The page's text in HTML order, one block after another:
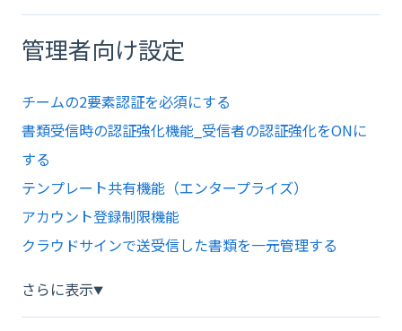
管理者向け設定
チームの2要素認証を必須にする
書類受信時の認証強化機能_受信者の認証強化をONに
する
テンプレート共有機能（エンタープライズ）
アカウント登録制限機能
クラウドサインで送受信した書類を一元管理する
さらに表示▼